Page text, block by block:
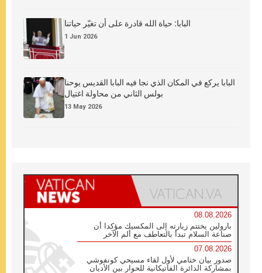
البابا: حياة الله قادرة على أن تغيّر حياتنا
1 Jun 2026
البابا يركع في المكان الذي نجا فيه البابا القديس يوحنا
بولس الثاني من محاولة اغتيال
13 May 2026
08.08.2026
بارولين يختتم زيارته إلى المكسيك مؤكدا أن
صناعة السلام تبدأ بالتعاطف مع ألم الآخر
07.08.2026
صدور بيان ختامي لأول لقاء مسيحي كونفوشي
بمشاركة الدائرة الفاتيكانية للحوار بين الأديان